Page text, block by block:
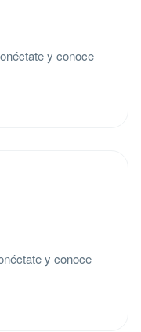
y conoce
y conoce